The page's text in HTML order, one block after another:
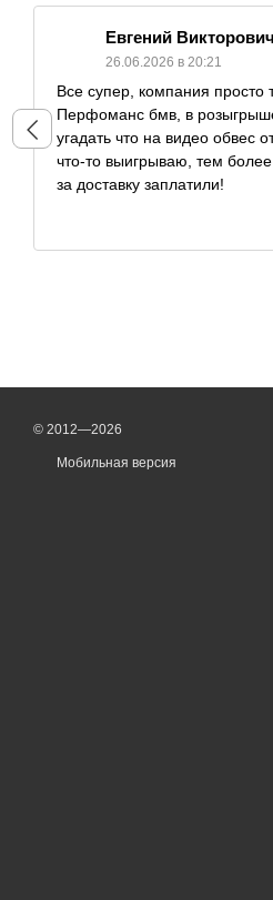
Евгений Викторович
26.06.2026 в 20:21
Все супер, компания просто
Перфоманс бмв, в
угадать что на видео обвес
что-то выигрываю, тем
за доставку заплатили!
© 2012—2026
Мобильная версия